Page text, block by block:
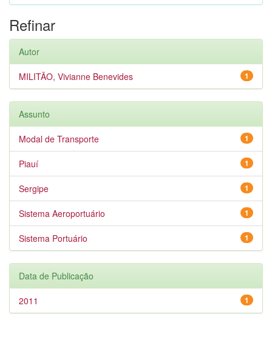
Refinar
Autor
1
MILITÃO, Vivianne Benevides
Assunto
1
Modal de Transporte
1
Piauí
1
Sergipe
1
Sistema Aeroportuário
1
Sistema Portuário
Data de Publicação
1
2011